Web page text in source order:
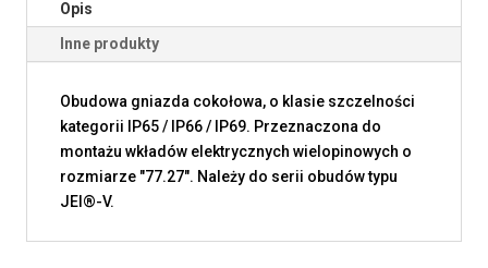
Opis
Inne produkty
Obudowa gniazda cokołowa, o klasie szczelności
kategorii IP65 / IP66 / IP69. Przeznaczona do
montażu wkładów elektrycznych wielopinowych o
rozmiarze "77.27". Należy do serii obudów typu
JEI®-V.